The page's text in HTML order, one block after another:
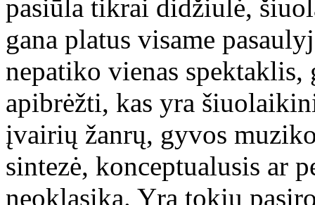
pasiūla tikrai didžiulė,
gana platus visame
nepatiko vienas
apibrėžti, kas yra
įvairių žanrų, gyvos
sintezė, konceptualusis ar
neoklasika. Yra tokių